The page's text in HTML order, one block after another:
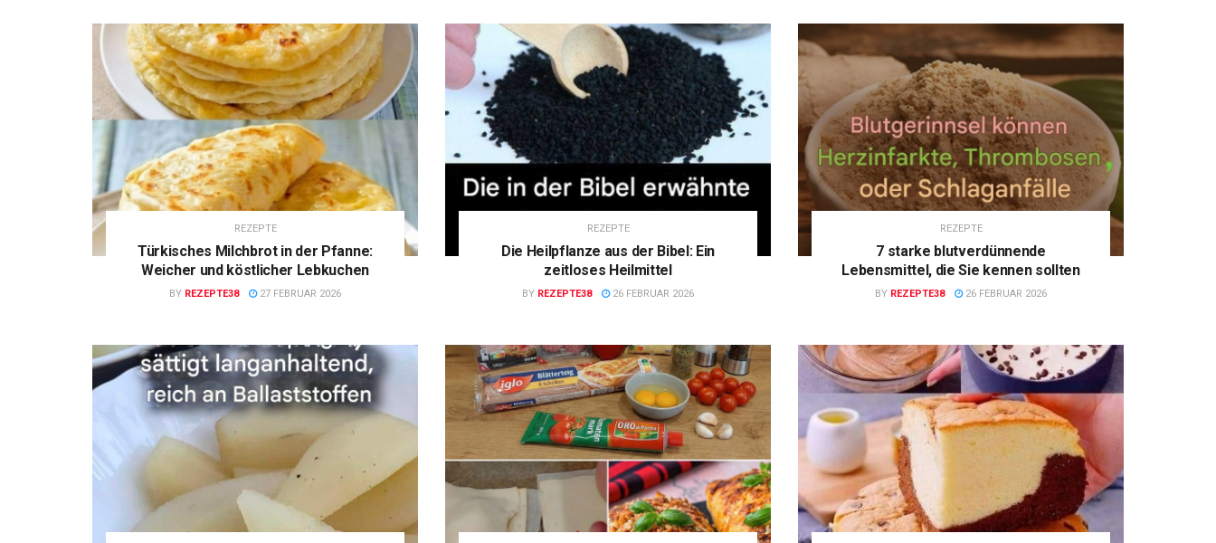
REZEPTE
Türkisches Milchbrot in der Pfanne:
Weicher und köstlicher Lebkuchen
BY REZEPTE38 27 FEBRUAR 2026
REZEPTE
Die Heilpflanze aus der Bibel: Ein
zeitloses Heilmittel
BY REZEPTE38 26 FEBRUAR 2026
REZEPTE
7 starke blutverdünnende
Lebensmittel, die Sie kennen sollten
BY REZEPTE38 26 FEBRUAR 2026